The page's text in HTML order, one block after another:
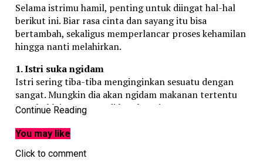
Selama istrimu hamil, penting untuk diingat hal-hal
berikut ini. Biar rasa cinta dan sayang itu bisa
bertambah, sekaligus memperlancar proses kehamilan
hingga nanti melahirkan.
1. Istri suka ngidam
Istri sering tiba-tiba menginginkan sesuatu dengan
sangat. Mungkin dia akan ngidam makanan tertentu
atau hal lainnya yang di luar kewajaran.
Sebagai suami kamu perlu menurutinya. Selama
ngidam yang diminta istri masih masuk golongan wajar
dan mungkin kamu turuti. Tapi kalau memang sulit
Continue Reading
You may like
Click to comment